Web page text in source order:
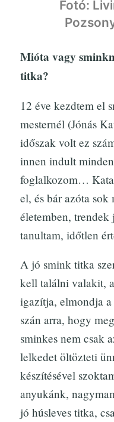
Fotó:
Mióta vagy
titka?
12 éve kezdtem el
mesternél (Jónás
időszak volt ez
innen indult
foglalkozom…
el, és bár azóta
életemben,
tanultam, időtlen
A jó smink titka
kell találni valakit,
igazítja, elmondja
szán arra, hogy
sminkes nem csak
lelkedet öltözteti
készítésével
anyukánk,
jó húsleves titka,